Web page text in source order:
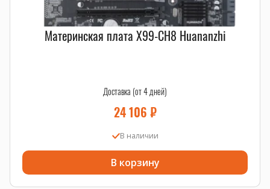
Материнская плата X99-CH8 Huananzhi
Доставка (от 4 дней)
24 106 ₽
В наличии
В корзину